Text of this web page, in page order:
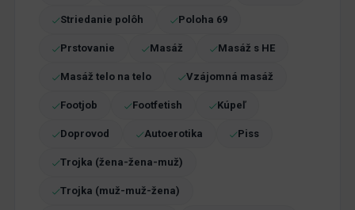
Striedanie polôh Poloha 69
Prstovanie Masáž Masáž s HE
Masáž telo na telo Vzájomná masáž
Footjob Footfetish Kúpeľ
Doprovod Autoerotika Piss
Trojka (žena-žena-muž)
Trojka (muž-muž-žena)